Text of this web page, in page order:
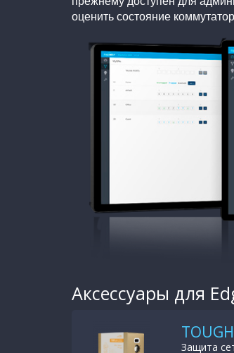
оценить состояние
Аксессуары для
Защита